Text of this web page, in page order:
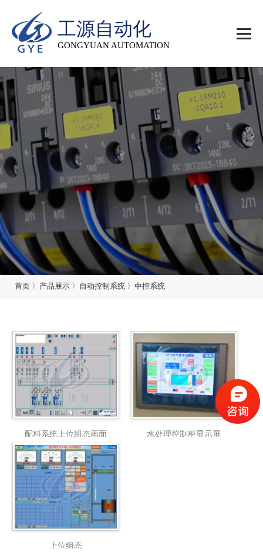
工源自动化
GONGYUAN AUTOMATION
首页 〉 产品展示 〉 自动控制系统 〉 中控系统
配料系统上位组态画面 水处理控制柜显示屏
上位组态